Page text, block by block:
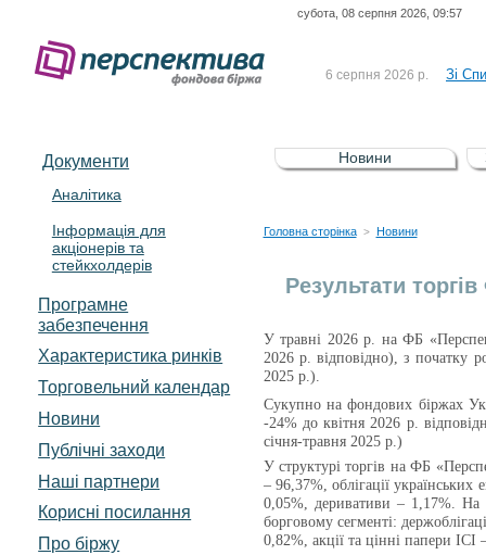
субота, 08 серпня 2026, 09:57
6 серпня 2026 р. Зі
5 серпня 2026 р.
Зі
UA4000232607)
4 серпня 2026 р.
Документи
Аналітика
Інформація для
акціонерів та
стейкхолдерів
Програмне
забезпечення
Характеристика pинків
Торговельний календар
Новини
Публічні заходи
Наші партнери
Корисні посилання
Про біржу
Новини
Головна сторінка > Новини
Результати
У травні 2026 р. на ФБ
2026 р. відповідно), з початку
2025 р.).
Сукупно на фондових біржах
-24% до квітня 2026 р.
січня-травня2025 р.)
У структурі торгів наФБ
– 96,37%, облігації українських
0,05%, деривативи – 1,17%. На
борговому сегменті:
0,82%, акції та цінні папери